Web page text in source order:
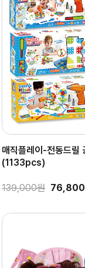
매직플레이-전동드릴
(1133pcs)
139,000원 76,800